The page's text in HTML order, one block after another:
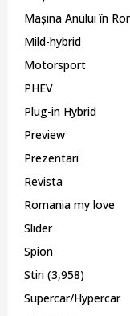
Mașina Anului în
Mild-hybrid
Motorsport
PHEV
Plug-in Hybrid
Preview
Prezentari
Revista
Romania my love
Slider
Spion
Stiri (3,958)
Supercar/Hypercar